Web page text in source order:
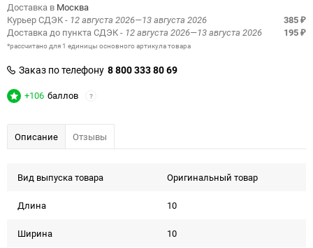
Доставка в Москва
Курьер СДЭК- 12 августа 2026—13 августа 2026 385 ₽
Доставка до пункта СДЭК- 12 августа 2026—13 августа 2026 195 ₽
*рассчитано для 1 единицы основного артикула товара
Заказ по телефону 8 800 333 80 69
+106 баллов ?
Описание Отзывы
Вид выпуска товара Оригинальный товар
Длина 10
Ширина 10